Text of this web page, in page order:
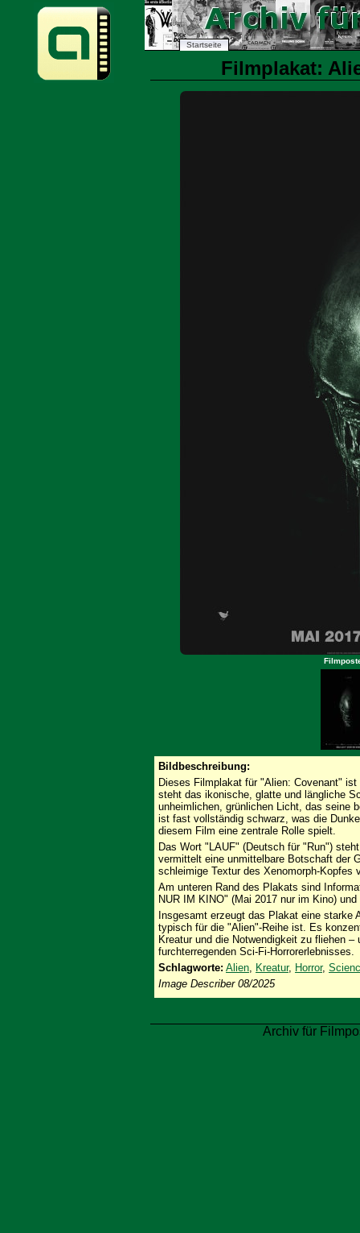
Startseite
Filmplakat:
Bildbeschreibung:
Dieses Filmplakat für "Alien: Covenant"
steht das ikonische, glatte und längliche
unheimlichen, grünlichen Licht, das seine
ist fast vollständig schwarz, was die
diesem Film eine zentrale Rolle spielt.
Das Wort "LAUF" (Deutsch für "Run")
vermittelt eine unmittelbare Botschaft der
schleimige Textur des Xenomorph-
Am unteren Rand des Plakats sind
NUR IM KINO" (Mai 2017 nur im Kino)
Insgesamt erzeugt das Plakat eine starke
typisch für die "Alien"-Reihe ist. Es
Kreatur und die Notwendigkeit zu fliehen
furchterregenden Sci-Fi-Horrorerlebnisses.
Schlagworte: Alien, Kreatur, Horror,
Image Describer 08/2025
Archiv für